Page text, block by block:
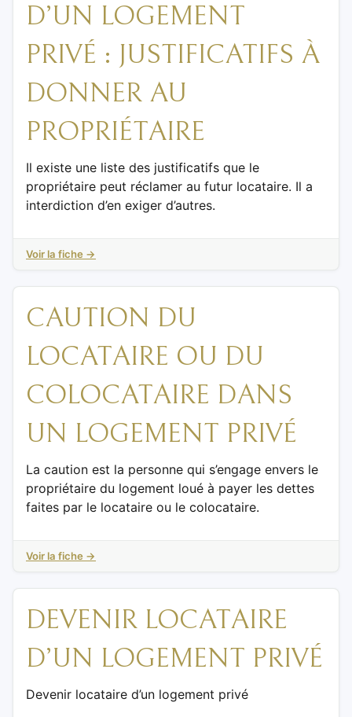
D’UN LOGEMENT
PRIVÉ : JUSTIFICATIFS À
DONNER AU
PROPRIÉTAIRE
Il existe une liste des justificatifs que le
propriétaire peut réclamer au futur locataire. Il a
interdiction d’en exiger d’autres.
Voir la fiche →
CAUTION DU
LOCATAIRE OU DU
COLOCATAIRE DANS
UN LOGEMENT PRIVÉ
La caution est la personne qui s’engage envers le
propriétaire du logement loué à payer les dettes
faites par le locataire ou le colocataire.
Voir la fiche →
DEVENIR LOCATAIRE
D’UN LOGEMENT PRIVÉ
Devenir locataire d’un logement privé